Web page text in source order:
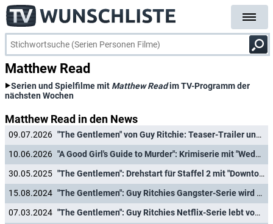
Matthew Read
Serien und Spielfilme mit Matthew Readim TV-Programm der
nächsten Wochen
Matthew Read in den News
09.07.2026
"The Gentlemen" von Guy Ritchie: Teaser-Trailer und Termin für Fortsetzung der Gangster-Comedy
10.06.2026
"A Good Girl's Guide to Murder": Krimiserie mit "Wednesday"-Star um finale dritte Staffel verlängert
30.05.2025
"The Gentlemen": Drehstart für Staffel 2 mit "Downton Abbey"-Star Hugh Bonneville
15.08.2024
"The Gentlemen": Guy Ritchies Gangster-Serie wird bei Netflix fortgesetzt
07.03.2024
"The Gentlemen": Guy Ritchies Netflix-Serie lebt von der tollen Besetzung